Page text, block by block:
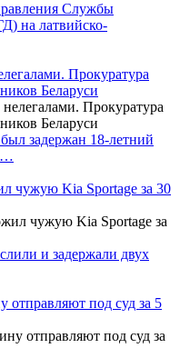
Службы
на латвийско-
Прокуратура
Беларуси
задержан 18-летний
чужую Kia Sportage за 30
и задержали двух
отправляют под суд за 5